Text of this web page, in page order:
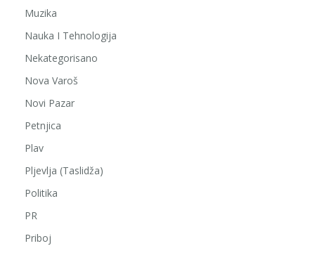
Muzika
Nauka I Tehnologija
Nekategorisano
Nova Varoš
Novi Pazar
Petnjica
Plav
Pljevlja (Taslidža)
Politika
PR
Priboj